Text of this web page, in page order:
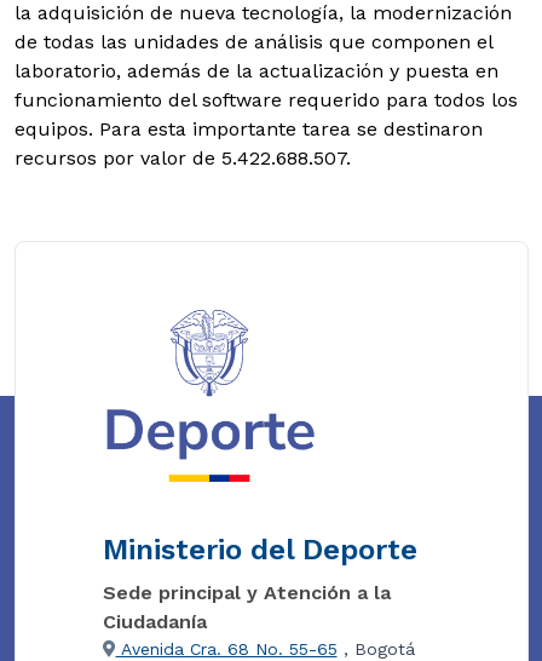
la adquisición de nueva tecnología, la modernización
de todas las unidades de análisis que componen el
laboratorio, además de la actualización y puesta en
funcionamiento del software requerido para todos los
equipos. Para esta importante tarea se destinaron
recursos por valor de 5.422.688.507.
Ministerio del Deporte
Sede principal y Atención a la
Ciudadanía
Avenida Cra. 68 No. 55-65 , Bogotá